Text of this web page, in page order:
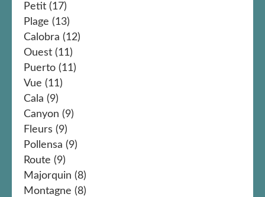
Petit (17)
Plage (13)
Calobra (12)
Ouest (11)
Puerto (11)
Vue (11)
Cala (9)
Canyon (9)
Fleurs (9)
Pollensa (9)
Route (9)
Majorquin (8)
Montagne (8)